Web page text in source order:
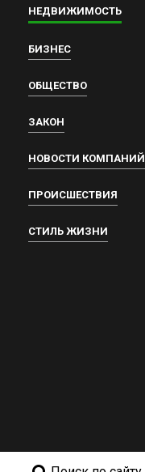
НЕДВИЖИМОСТЬ
БИЗНЕС
ОБЩЕСТВО
ЗАКОН
НОВОСТИ КОМПАНИЙ
ПРОИСШЕСТВИЯ
СТИЛЬ ЖИЗНИ